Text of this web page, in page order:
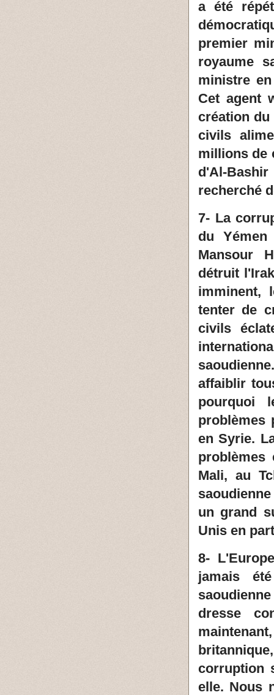
a été
premier
royaume
ministre
Cet agent
création du
civils
millions de
d'Al-
recherché
7- La
du
Mansour
détruit
imminent,
tenter de
civils
affaiblir
pourquoi
problèmes
en Syrie.
problèmes
Mali, au
un grand
Unis en
8-
jamais
dresse
corruption
elle. Nous